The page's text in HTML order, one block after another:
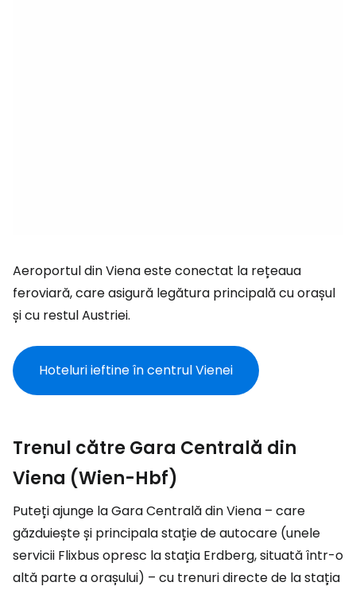
Aeroportul din Viena este conectat la rețeaua
feroviară, care asigură legătura principală cu orașul
și cu restul Austriei.
Hoteluri ieftine în centrul Vienei
Trenul către Gara Centrală din
Viena (Wien-Hbf)
Puteți ajunge la Gara Centrală din Viena – care
găzduiește și principala stație de autocare (unele
servicii Flixbus opresc la stația Erdberg, situată într-o
altă parte a orașului) – cu trenuri directe de la stația